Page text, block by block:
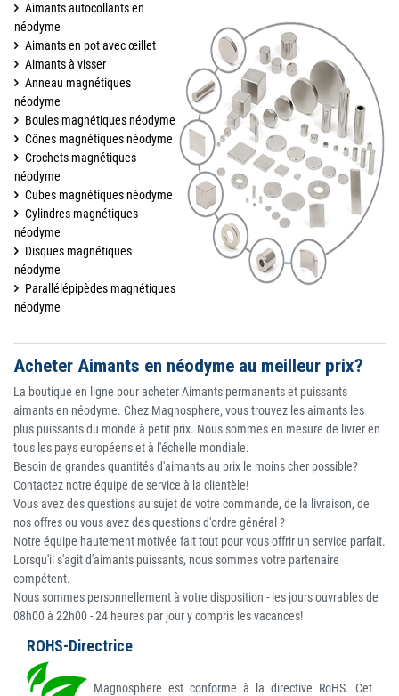
Aimants autocollants en
néodyme
Aimants en pot avec œillet
Aimants à visser
Anneau magnétiques
néodyme
Boules magnétiques néodyme
Cônes magnétiques néodyme
Crochets magnétiques
néodyme
Cubes magnétiques néodyme
Cylindres magnétiques
néodyme
Disques magnétiques
néodyme
Parallélépipèdes magnétiques
néodyme
Acheter Aimants en néodyme au meilleur prix?
La boutique en ligne pour acheter Aimants permanents et puissants
aimants en néodyme. Chez Magnosphere, vous trouvez les aimants les
plus puissants du monde à petit prix. Nous sommes en mesure de livrer en
tous les pays européens et à l'échelle mondiale.
Besoin de grandes quantités d'aimants au prix le moins cher possible?
Contactez notre équipe de service à la clientèle!
Vous avez des questions au sujet de votre commande, de la livraison, de
nos offres ou vous avez des questions d'ordre général ?
Notre équipe hautement motivée fait tout pour vous offrir un service parfait.
Lorsqu'il s'agit d'aimants puissants, nous sommes votre partenaire
compétent.
Nous sommes personnellement à votre disposition - les jours ouvrables de
08h00 à 22h00 - 24 heures par jour y compris les vacances!
ROHS-Directrice
Magnosphere est conforme à la directive RoHS. Cet